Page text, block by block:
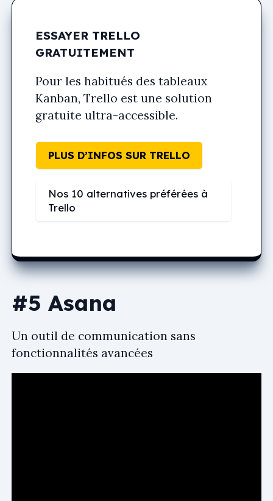
ESSAYER TRELLO
GRATUITEMENT
Pour les habitués des tableaux
Kanban, Trello est une solution
gratuite ultra-accessible.
PLUS D’INFOS SUR TRELLO
Nos 10 alternatives préférées à
Trello
#5 Asana
Un outil de communication sans
fonctionnalités avancées